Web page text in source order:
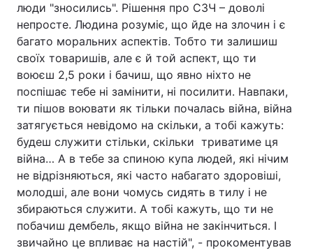
Зброя Інциденти
Здоров'я Туризм
Цікавинки Погода
Екологія Регіони
Лонгріди
Відео з Youtube Статті
Інтерв'ю Думки
Архів Вакансії
люди "зносились". Рішення про СЗЧ – доволі
непросте. Людина розуміє, що йде на злочин і є
багато моральних аспектів. Тобто ти залишиш
своїх товаришів, але є й той аспект, що ти
воюєш 2,5 роки і бачиш, що явно ніхто не
поспішає тебе ні замінити, ні посилити. Навпаки,
ти пішов воювати як тільки почалась війна, війна
затягується невідомо на скільки, а тобі кажуть:
будеш служити стільки, скільки триватиме ця
війна… А в тебе за спиною купа людей, які нічим
не відрізняються, які часто набагато здоровіші,
молодші, але вони чомусь сидять в тилу і не
збираються служити. А тобі кажуть, що ти не
побачиш дембель, якщо війна не закінчиться. І
звичайно це впливає на настій", - прокоментував